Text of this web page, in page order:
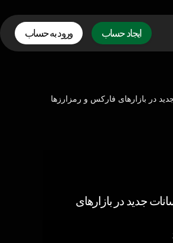
ایجاد حساب ورود به حساب
جدید در بازارهای